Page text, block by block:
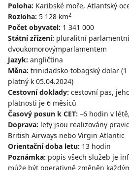
Poloha: Karibské moře, Atlantský
Rozloha: 5 128 km2
Počet obyvatel: 1 341 000
Státní zřízení: pluralitní
dvoukomorovýmparlamentem
Jazyk: angličtina
Měna: trinidadsko-tobagský dolar (1
platný k 05.04.2024)
Cestovní doklady: cestovní pas,
platnosti je 6 měsíců
Časový posun k CET: –6 hodin v
Doprava: lety jsou realizovány
British Airways nebo Virgin Atlantic
Orientační doba letu: 13 hodin
Poznámka: popis všech služeb je
může být operativně změněn